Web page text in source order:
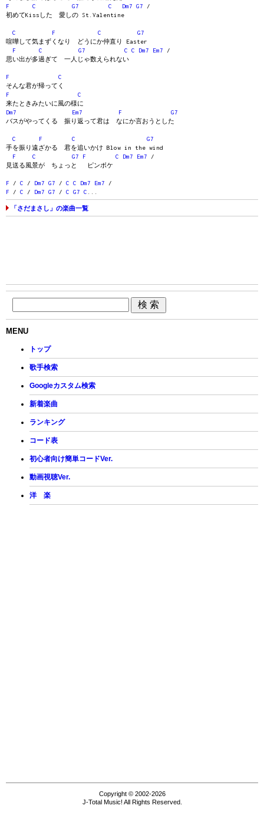
F
C G7 C Dm7 G7 /
初めてKissした 愛しの St.Valentine
C F C
G7
喧嘩して気まずくなり どうにか仲直り Easter
F
C G7 C C Dm7 Em7 /
思い出が多過ぎて 一人じゃ数えられない
F
C
そんな君が帰ってく
F
C
来たときみたいに風の様に
Dm7
Em7 F
G7
バスがやってくる 振り返って君は なにか言おうとした
C F C
G7
手を振り遠ざかる 君を追いかけ Blow in the wind
F
C G7 F C Dm7 Em7 /
見送る風景が ちょっと ピンボケ
F / C / Dm7 G7 / C C Dm7 Em7 /
F / C / Dm7 G7 / C G7 C
「さだまさし」の楽曲一覧
MENU
トップ
歌手検索
Googleカスタム検索
新着楽曲
ランキング
コード表
初心者向け簡単コードVer.
動画視聴Ver.
洋 楽
Copyright © 2002-2026
J-Total Music! All Rights Reserved.